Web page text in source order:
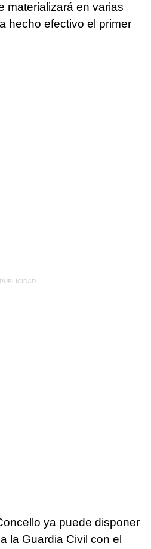
materializará en varias
hecho efectivo el primer
ya puede disponer
la Guardia Civil con el